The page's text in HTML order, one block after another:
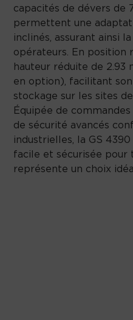
capacités de dévers de
permettent une
inclinés, assurant ainsi
opérateurs. En position
hauteur réduite de 2.93
en option), facilitant
stockage sur les sites
Équipée de
de sécurité avancés
industrielles, la GS
facile et sécurisée pour
représente un choix